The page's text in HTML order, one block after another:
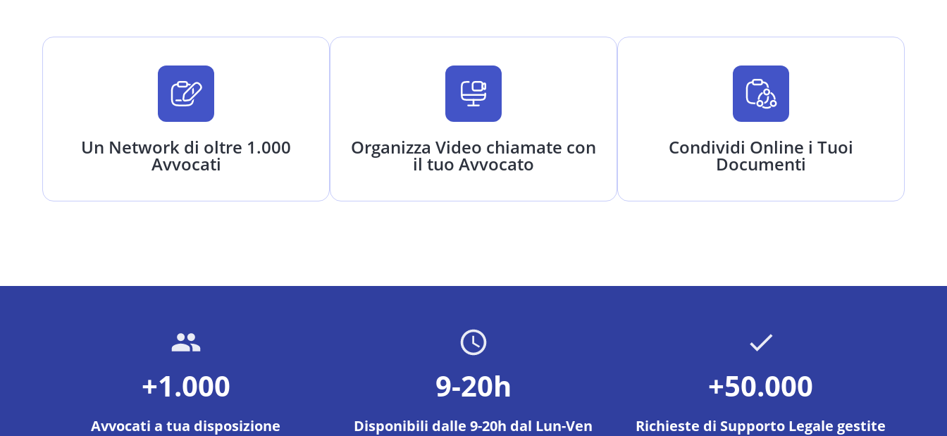
Un Network di oltre 1.000
Avvocati
Organizza Video chiamate con
il tuo Avvocato
Condividi Online i Tuoi
Documenti
+1.000
Avvocati a tua disposizione
9-20h
Disponibili dalle 9-20h dal Lun-Ven
+50.000
Richieste di Supporto Legale gestite